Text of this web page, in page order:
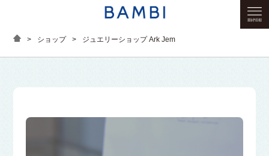
> ショップ > ジュエリーショップ Ark Jem